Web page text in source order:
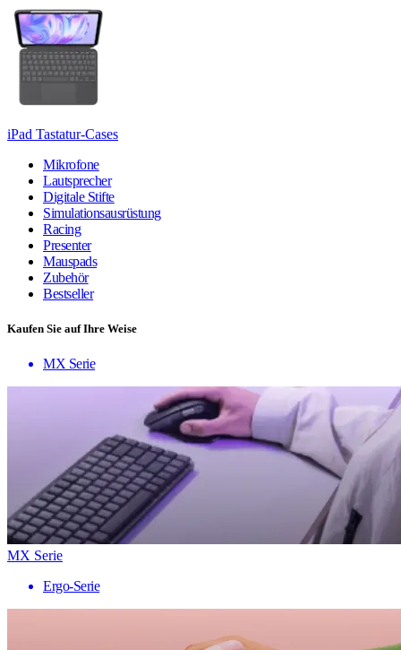
iPad Tastatur-Cases
Mikrofone
Lautsprecher
Digitale Stifte
Simulationsausrüstung
Racing
Presenter
Mauspads
Zubehör
Bestseller
Kaufen Sie auf Ihre Weise
MX Serie
MX Serie
Ergo-Serie